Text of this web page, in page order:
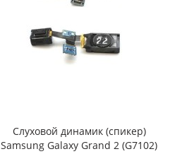
Слуховой динамик (спикер)
Samsung Galaxy Grand 2 (G7102)